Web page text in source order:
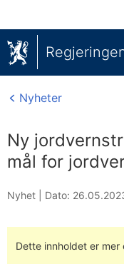
Nyheter
Ny
mål for
Nyhet | Dato:
Dette innholdet er mer